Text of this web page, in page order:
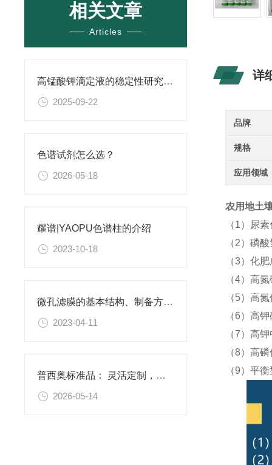
相关文章
Articles
高锰酸钾滴定液的稳定性研究与保存条件优化
2025-09-22
色谱试剂怎么选？
2026-05-18
耀谱|YAOPU色谱柱的介绍
2023-10-18
微孔滤膜的基本结构、制备方法、性能特点以及应用领域
2023-04-11
普西奥标准品： 灵活定制，满足特殊需求
2026-05-14
详
品牌
规格
应用领域
农用地土
（1）
（2）磷
（3）
（4）高
（5）高
（6）高
（7）高
（8）高
（9）平